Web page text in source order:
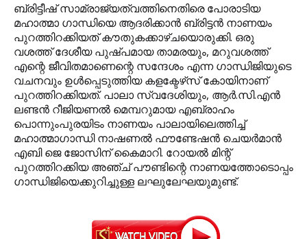
ബ്രിട്ടീഷ് സാമ്രാജ്യത്വത്തിനെതിരെ പോരാടിയ
മഹാത്മാ ഗാന്ധിയെ ആദരിക്കാന്‍ ബ്രിട്ടന്‍ നാണയം
പുറത്തിറക്കിയത് കൗതുകക്കാഴ്ചയൊരുക്കി. ഒരു
വശത്ത് ദേശീയ പുഷ്പമായ താമരയും, മറുവശത്ത്
എന്റെ ജീവിതമാണെന്റെ സന്ദേശം എന്ന ഗാന്ധിജിയുടെ
വചനവും ഉള്‍പ്പെടുത്തിയ കളക്ടേഴ്‌സ് കോയിനാണ്
പുറത്തിറക്കിയത്. പാലാ സ്വദേശിയും, ആര്‍.സി.എന്‍
ലണ്ടന്‍ റീജിയണല്‍ മെമ്പറുമായ എബ്രാഹം
പൊന്നുംപുരയിടം നാണയം പാലായിലെത്തിച്ച്
മഹാത്മാഗാന്ധി നാഷണല്‍ ഫൗണ്ടേഷന്‍ ചെയര്‍മാന്‍
എബി ജെ ജോസിന് കൈമാറി. റോയല്‍ മിന്റ്
പുറത്തിറക്കിയ അഞ്ച് പൗണ്ടിന്റെ നാണയത്തോടൊപ്പം
ഗാന്ധിജിയെക്കുറിച്ചുള്ള ലഘുലേഘയുമുണ്ട്.